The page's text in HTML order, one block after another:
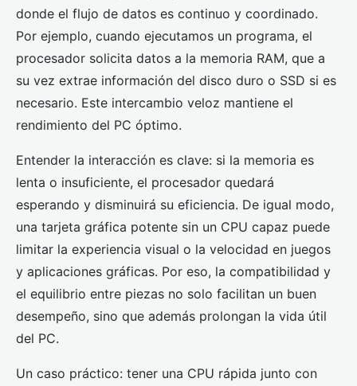
donde el flujo de datos es continuo y coordinado.
Por ejemplo, cuando ejecutamos un programa, el
procesador solicita datos a la memoria RAM, que a
su vez extrae información del disco duro o SSD si es
necesario. Este intercambio veloz mantiene el
rendimiento del PC óptimo.
Entender la interacción es clave: si la memoria es
lenta o insuficiente, el procesador quedará
esperando y disminuirá su eficiencia. De igual modo,
una tarjeta gráfica potente sin un CPU capaz puede
limitar la experiencia visual o la velocidad en juegos
y aplicaciones gráficas. Por eso, la compatibilidad y
el equilibrio entre piezas no solo facilitan un buen
desempeño, sino que además prolongan la vida útil
del PC.
Un caso práctico: tener una CPU rápida junto con